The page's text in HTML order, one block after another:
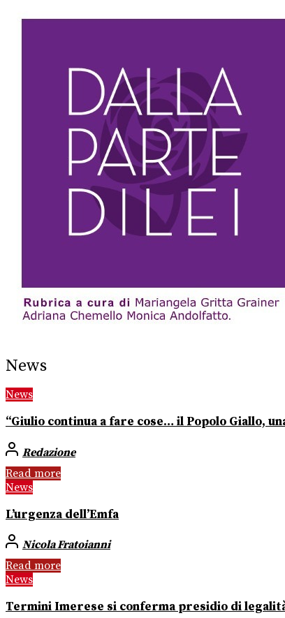
News
News
“Giulio continua a fare cose… il Popolo Giallo,
Redazione
Read more
News
L’urgenza dell’Emfa
Nicola Fratoianni
Read more
News
Termini Imerese si conferma presidio di